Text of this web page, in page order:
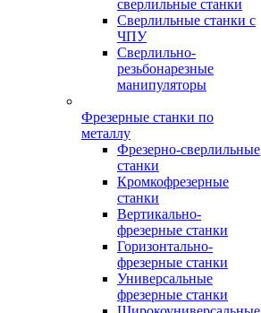
сверлильные станки
Сверлильные станки с
ЧПУ
Сверлильно-
резьбонарезные
манипуляторы
Фрезерные станки по
металлу
Фрезерно-сверлильные
станки
Кромкофрезерные
станки
Вертикально-
фрезерные станки
Горизонтально-
фрезерные станки
Универсальные
фрезерные станки